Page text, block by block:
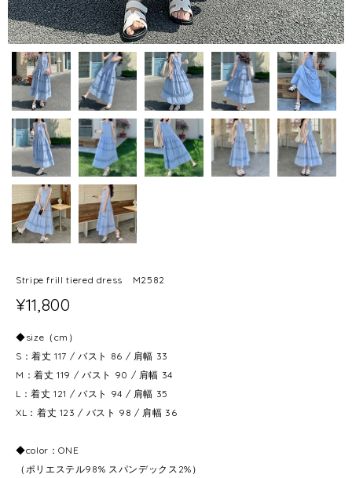
Stripe frill tiered dress M2582
¥11,800
◆size（cm）
S：着丈 117 / バスト 86 / 肩幅 33
M：着丈 119 / バスト 90 / 肩幅 34
L：着丈 121 / バスト 94 / 肩幅 35
XL：着丈 123 / バスト 98 / 肩幅 36
◆color：ONE
（ポリエステル98% スパンデックス2%）